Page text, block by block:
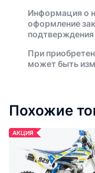
Информация о
оформление
При
может быть
Похожие
АКЦИЯ